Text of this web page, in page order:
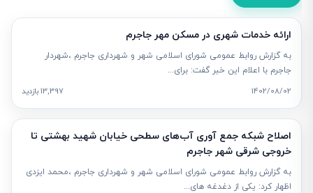
ارائه خدمات شهری در مسکن مهر جاجرم
به گزارش روابط عمومی شورای اسلامی شهر و شهرداری جاجرم ،شهردار
جاجرم با اعلام این خبر گفت: برای...
1402/08/02
13,397 بازدید
اصلاح شبکه جمع آوری آب‌های سطحی خیابان شهید بهشتی تا
خروجی شرقی شهر جاجرم
به گزارش روابط عمومی شورای اسلامی شهر و شهرداری جاجرم ،محمد ایزدی
اظهار کرد: یکی از دغدغه های...